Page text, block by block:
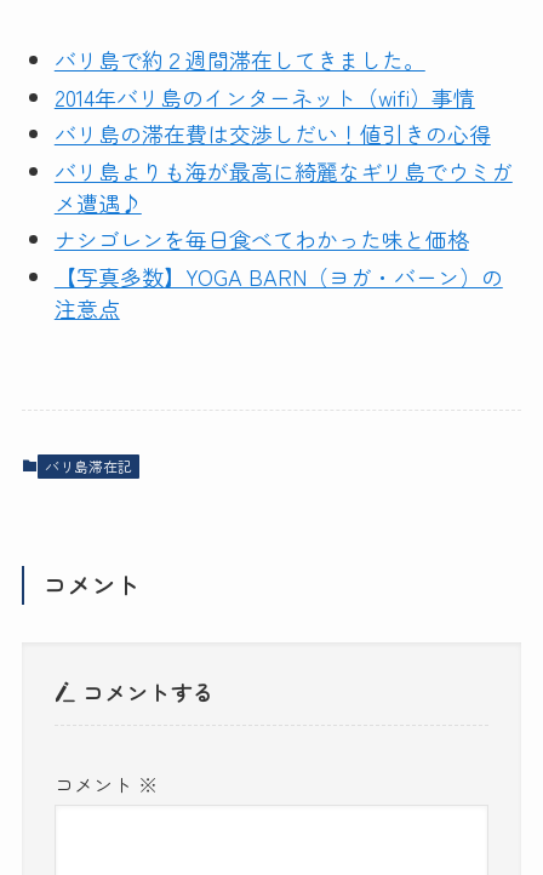
バリ島で約２週間滞在してきました。
2014年バリ島のインターネット（wifi）事情
バリ島の滞在費は交渉しだい！値引きの心得
バリ島よりも海が最高に綺麗なギリ島でウミガ
メ遭遇♪
ナシゴレンを毎日食べてわかった味と価格
【写真多数】YOGA BARN（ヨガ・バーン）の
注意点
バリ島滞在記
コメント
コメントする
コメント ※